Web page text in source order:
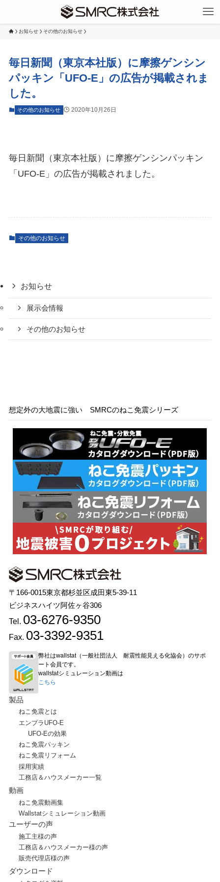
お知らせ その他のお知らせ
毎日新聞（東京本社版）に摩擦ゲンシン
パッキン「UFO-E」の広告が掲載されま
した。
その他のお知らせ 2020年10月26日
毎日新聞（東京本社版）に摩擦ゲンシンパッキン
「UFO-E」の広告が掲載されました。
その他のお知らせ
お知らせ
展示会情報
その他のお知らせ
想定外の大地震に強い SMRCのねこ免震シリーズ
〒166-0015東京都杉並区成田東5-39-11
ビジネスハイツ阿佐ヶ谷306
Tel. 03-6276-9350
Fax. 03-3392-9351
弊社はwallstat（一般社団法人 耐震性能見える化協会）のサポ
ート会員です。
wallstatシミュレーション動画は
こちら
製品
ねこ免震とは
エンプラUFO-E
UFO-Eの効果
ねこ免震パッキン
ねこ免震リフォーム
採用実績
工務店＆ハウスメーカー一覧
動画
ねこ免震動画集
Wallstatシミュレーション動画
ユーザーの声
施工主様の声
工務店＆ハウスメーカー様の声
販売代理店様の声
ダウンロード